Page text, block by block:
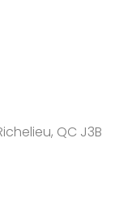
QC J3B